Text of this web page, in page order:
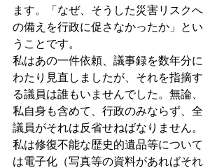
ます。「なぜ、そうした災害リスクへ
の備えを行政に促さなかったか」とい
うことです。
私はあの一件依頼、議事録を数年分に
わたり見直しましたが、それを指摘す
る議員は誰もいませんでした。無論、
私自身も含めて、行政のみならず、全
議員がそれは反省せねばなりません。
私は修復不能な歴史的遺品等について
は電子化（写真等の資料があればそれ